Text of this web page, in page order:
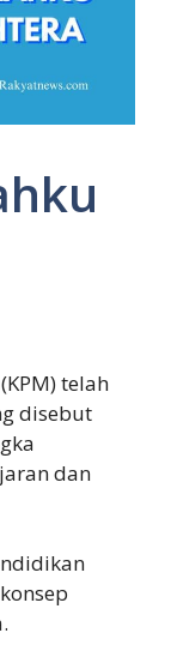
telah
disebut
dan